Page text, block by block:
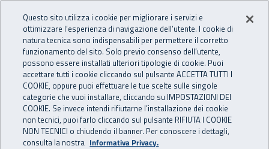
INAIL - Istituto Nazionale
Apri cerca
Navigazione principale
Navigazione - Ti trovi in:
Home Inail comunica News
25 marzo 2021
Questo sito utilizza i cookie per migliorare i servizi e
ottimizzare l’esperienza di navigazione dell’utente. I cookie di
natura tecnica sono indispensabili per permettere il corretto
funzionamento del sito. Solo previo consenso dell’utente,
possono essere installati ulteriori tipologie di cookie. Puoi
accettare tutti i cookie cliccando sul pulsante ACCETTA TUTTI I
COOKIE, oppure puoi effettuare le tue scelte sulle singole
categorie che vuoi installare, cliccando su IMPOSTAZIONI DEI
COOKIE. Se invece intendi rifiutarne l’installazione dei cookie
non tecnici, puoi farlo cliccando sul pulsante RIFIUTA I COOKIE
NON TECNICI o chiudendo il banner. Per conoscere i dettagli,
consulta la nostra Informativa Privacy.